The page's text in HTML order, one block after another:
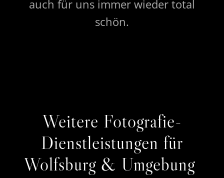
auch für uns immer wieder total
schön.
Weitere Fotografie-
Dienstleistungen für
Wolfsburg & Umgebung